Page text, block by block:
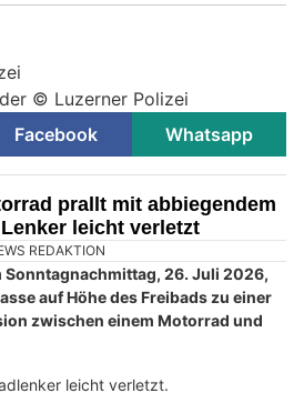
© Luzerner Polizei
Facebook Whatsapp
prallt mit abbiegendem
leicht verletzt